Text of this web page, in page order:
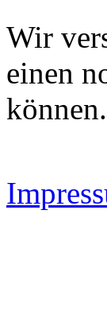
Wir
einen
können.